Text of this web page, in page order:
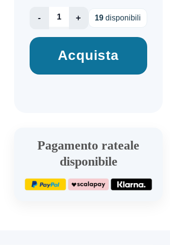
5
AURORA
19 disponibili
Acquista
Pagamento rateale
disponibile